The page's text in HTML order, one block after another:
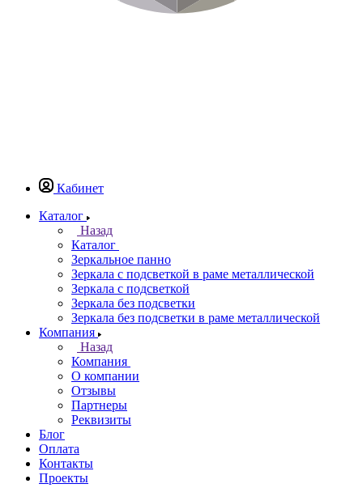
Кабинет
Каталог
Назад
Каталог
Зеркальное панно
Зеркала с подсветкой в раме металлической
Зеркала с подсветкой
Зеркала без подсветки
Зеркала без подсветки в раме металлической
Компания
Назад
Компания
О компании
Отзывы
Партнеры
Реквизиты
Блог
Оплата
Контакты
Проекты